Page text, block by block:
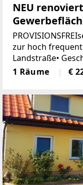
NEU
Landstrasse-
zur hoch
Landstraße•
generalsaniert•
Böden, neue
1 Räume €